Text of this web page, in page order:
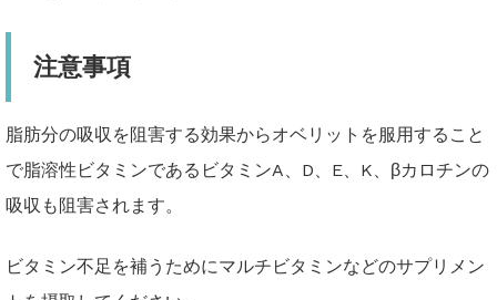
注意事項
脂肪分の吸収を阻害する効果からオベリットを服用すること
で脂溶性ビタミンであるビタミンA、D、E、K、βカロチンの
吸収も阻害されます。
ビタミン不足を補うためにマルチビタミンなどのサプリメン